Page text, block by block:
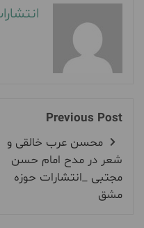
Previous Post
محسن عرب خالقی و
شعر در مدح امام حسن
مجتبی _انتشارات حوزه
مشق